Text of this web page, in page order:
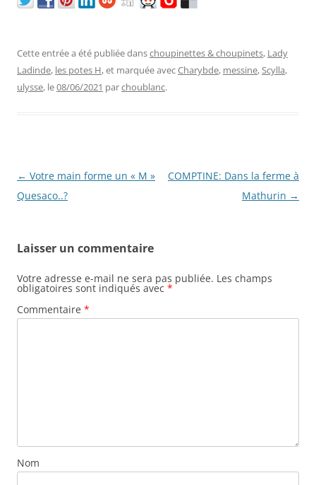
Cette entrée a été publiée danschoupinettes & choupinets, Lady
Ladinde, les potes H, et marquée avecCharybde, messine,Scylla,
ulysse, le08/06/2021 parchoublanc.
Navigation
des
← Votre main forme un « M »
Quesaco..?
COMPTINE: Dans la ferme à
Mathurin →
Laisser un commentaire
Votre adresse e-mail ne sera pas publiée. Les champs
obligatoires sont indiqués avec *
Commentaire *
Nom